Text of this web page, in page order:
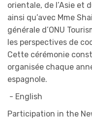
orientale, de l’Asie et
ainsi qu’avec Mme
générale d’ONU
les perspectives de
Cette cérémonie
organisée chaque
espagnole.
- English
Participation in the